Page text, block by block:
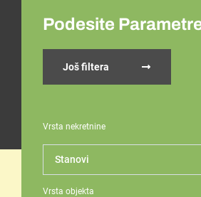
Podesite
Još filtera
Vrsta nekretnine
Vrsta objekta